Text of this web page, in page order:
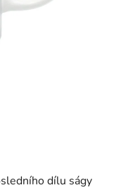
dílu ságy